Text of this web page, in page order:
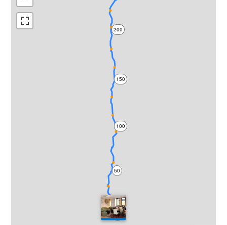
0
50
100
150
200